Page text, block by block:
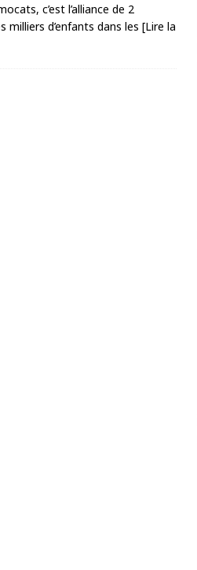
c’est l’alliance de 2
d’enfants dans les [Lire la